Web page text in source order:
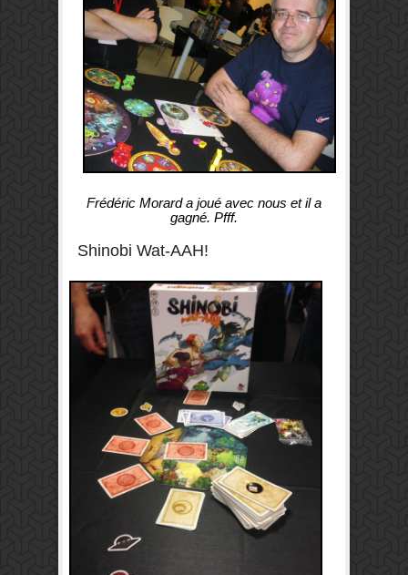
Frédéric Morard a joué avec nous et il a
gagné. Pfff.
Shinobi Wat-AAH!